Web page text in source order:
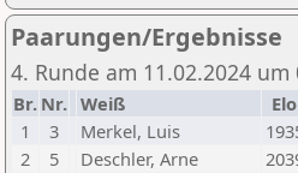
Paarungen/Ergebnisse
4. Runde am 11.02.2024 um
Br. Nr. Weiß Elo
1
3 Merkel, Luis
2
5 Deschler, Arne